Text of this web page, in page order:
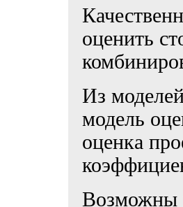
оценить
Из
модель
оценка
Возможны